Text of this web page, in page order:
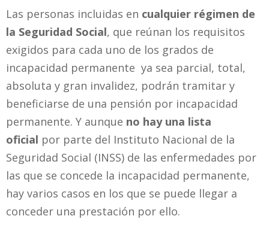
Las personas incluidas en cualquier régimen de
la Seguridad Social, que reúnan los requisitos
exigidos para cada uno de los grados de
incapacidad permanente ya sea parcial, total,
absoluta y gran invalidez, podrán tramitar y
beneficiarse de una pensión por incapacidad
permanente. Y aunque no hay una lista
oficial por parte del Instituto Nacional de la
Seguridad Social (INSS) de las enfermedades por
las que se concede la incapacidad permanente,
hay varios casos en los que se puede llegar a
conceder una prestación por ello.